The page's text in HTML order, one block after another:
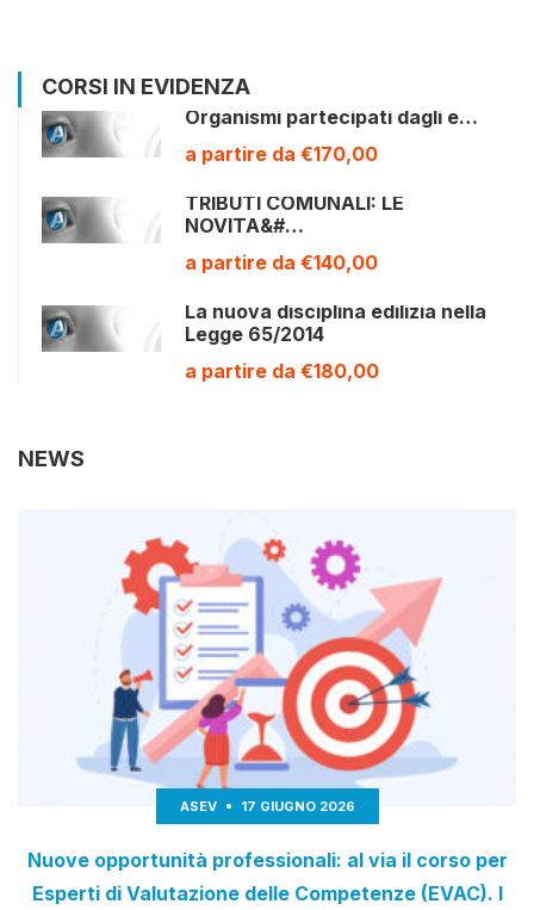
CORSI IN EVIDENZA
Organismi partecipati dagli e…
a partire da €170,00
TRIBUTI COMUNALI: LE
NOVITA&#…
a partire da €140,00
La nuova disciplina edilizia nella
Legge 65/2014
a partire da €180,00
NEWS
ASEV 17 GIUGNO 2026
Nuove opportunità professionali: al via il corso per
Esperti di Valutazione delle Competenze (EVAC). I